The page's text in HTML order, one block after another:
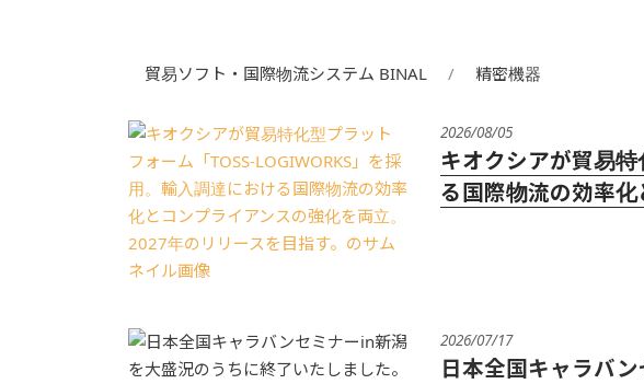
貿易ソフト・国際物流システム BINAL 精密機器
2026/08/05
キオクシアが貿易
る国際物流の効率化
2026/07/17
日本全国キャラバ